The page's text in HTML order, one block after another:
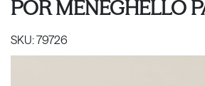
PORMENEGHELLO
SKU:79726